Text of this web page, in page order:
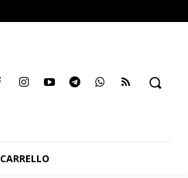
CARRELLO